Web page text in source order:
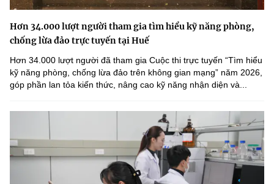
Hơn 34.000 lượt người tham gia tìm hiểu kỹ năng phòng,
chống lừa đảo trực tuyến tại Huế
Hơn 34.000 lượt người đã tham gia Cuộc thi trực tuyến “Tìm hiểu
kỹ năng phòng, chống lừa đảo trên không gian mạng” năm 2026,
góp phần lan tỏa kiến thức, nâng cao kỹ năng nhận diện và...